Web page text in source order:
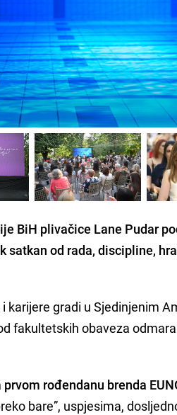
BiH plivačice Lane Pudar
satkan od rada, discipline,
karijere gradi u Sjedinjenim
fakultetskih obaveza
rođendanu brenda
bare”, uspjesima,